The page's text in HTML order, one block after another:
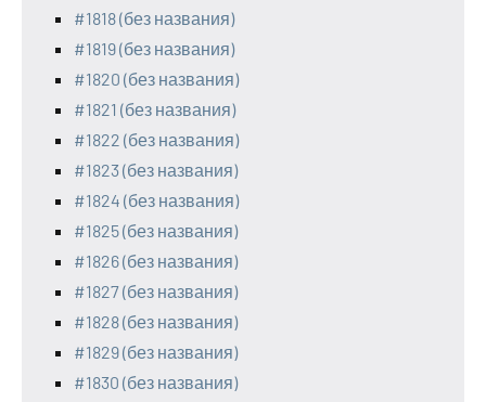
#1818 (без названия)
#1819 (без названия)
#1820 (без названия)
#1821 (без названия)
#1822 (без названия)
#1823 (без названия)
#1824 (без названия)
#1825 (без названия)
#1826 (без названия)
#1827 (без названия)
#1828 (без названия)
#1829 (без названия)
#1830 (без названия)